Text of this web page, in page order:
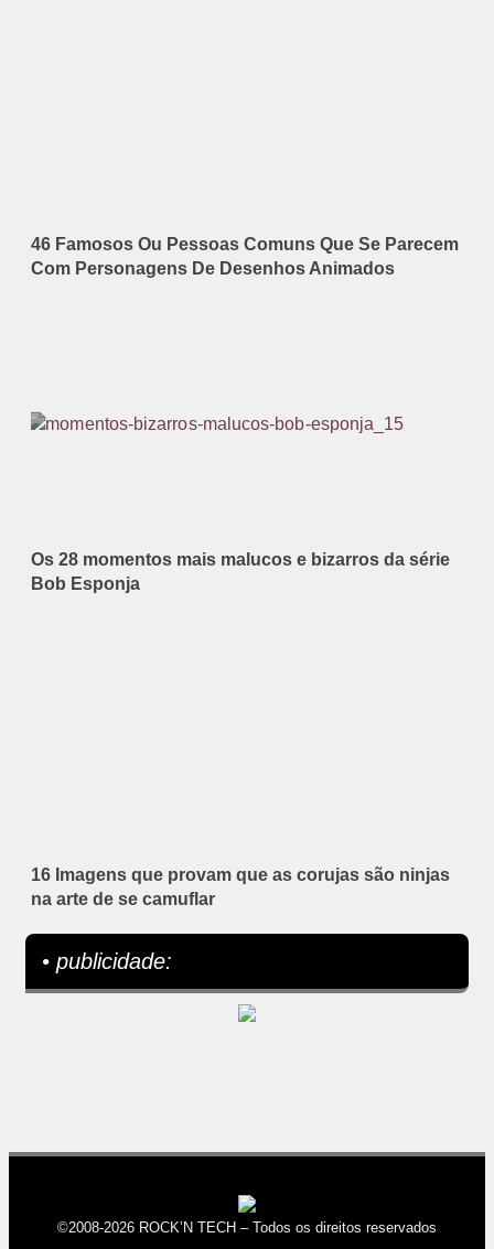
46 Famosos Ou Pessoas Comuns Que Se Parecem
Com Personagens De Desenhos Animados
Os 28 momentos mais malucos e bizarros da série
Bob Esponja
16 Imagens que provam que as corujas são ninjas
na arte de se camuflar
• publicidade:
©2008-2026 ROCK’N TECH – Todos os direitos reservados